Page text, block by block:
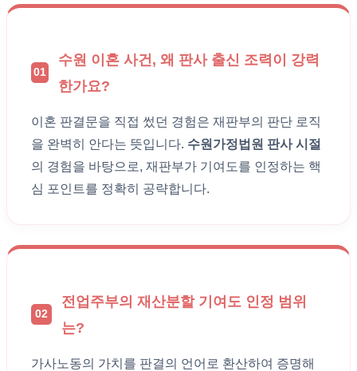
01
수원 이혼 사건, 왜 판사 출신 조력이 강력
한가요?
이혼 판결문을 직접 썼던 경험은 재판부의 판단 로직
을 완벽히 안다는 뜻입니다. 수원가정법원 판사 시절
의 경험을 바탕으로, 재판부가 기여도를 인정하는 핵
심 포인트를 정확히 공략합니다.
02
전업주부의 재산분할 기여도 인정 범위
는?
가사노동의 가치를 판결의 언어로 환산하여 증명해